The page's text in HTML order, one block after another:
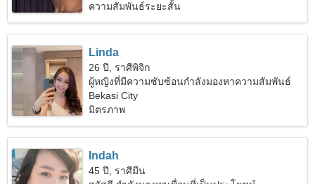
ความสัมพันธ์ระยะสั้น
Linda
26 ปี, ราศีพิจิก
ผู้หญิงที่มีความซับซ้อนกำลังมองหาความสัมพันธ์
Bekasi City
มิตรภาพ
Indah
45 ปี, ราศีมีน